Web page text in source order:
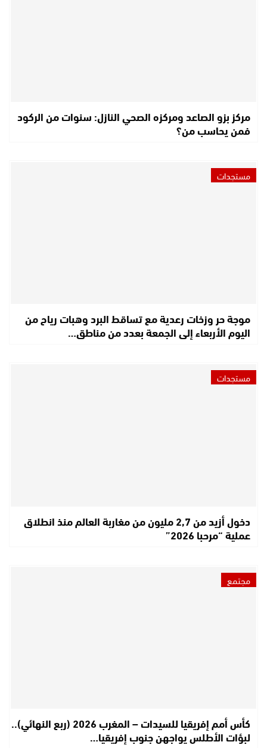
مركز بزو الصاعد ومركزه الصحي النازل: سنوات من الركود
فمن يحاسب من؟
مستجدات
موجة حر وزخات رعدية مع تساقط البرد وهبات رياح من
اليوم الأربعاء إلى الجمعة بعدد من مناطق…
مستجدات
دخول أزيد من 2,7 مليون من مغاربة العالم منذ انطلاق
عملية “مرحبا 2026”
مجتمع
كأس أمم إفريقيا للسيدات – المغرب 2026 (ربع النهائي)..
لبؤات الأطلس يواجهن جنوب إفريقيا…